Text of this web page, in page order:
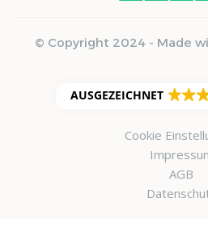
© Copyright 2024 - Made
AUSGEZEICHNET
Cookie
AGB